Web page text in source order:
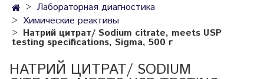
Лабораторная диагностика
Химические реактивы
Натрий цитрат/ Sodium citrate, meets USP
testing specifications, Sigma, 500 г
НАТРИЙ ЦИТРАТ/ SODIUM